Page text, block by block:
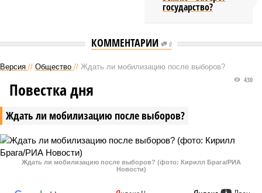
государство?
КОММЕНТАРИИ 0
Версия // Общество // Ждать ли мобилизацию после выборов?
Ждать ли мобилизацию после выборов?
430
Повестка дня
Ждать ли мобилизацию после выборов? (фото: Кирилл Брага/РИА
Новости)